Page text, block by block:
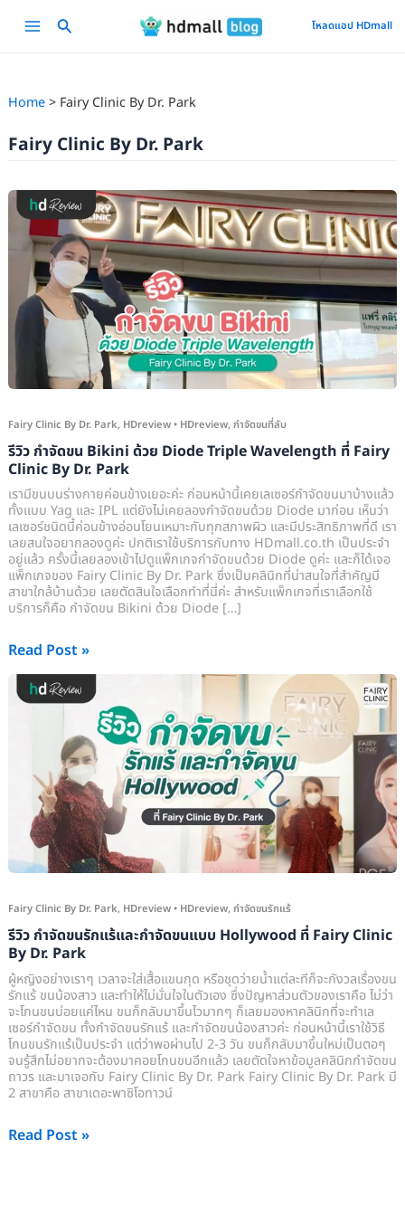
Main
โหลดแอป HDmall
Home Fairy Clinic By Dr. Park
Fairy Clinic By Dr. Park
Fairy Clinic By Dr. Park, HDreview• HDreview, กำจัดขนที่ลับ
รีวิว กำจัดขน Bikini ด้วย Diode Triple Wavelength ที่ Fairy
Clinic By Dr. Park
เรามีขนบนร่างกายค่อนข้างเยอะค่ะ ก่อนหน้านี้เคยเลเซอร์กำจัดขนมาบ้างแล้ว
ทั้งแบบ Yag และ IPL แต่ยังไม่เคยลองกำจัดขนด้วย Diode มาก่อน เห็นว่า
เลเซอร์ชนิดนี้ค่อนข้างอ่อนโยนเหมาะกับทุกสภาพผิว และมีประสิทธิภาพที่ดี เรา
เลยสนใจอยากลองดูค่ะ ปกติเราใช้บริการกับทาง HDmall.co.th เป็นประจำ
อยู่แล้ว ครั้งนี้เลยลองเข้าไปดูแพ็กเกจกำจัดขนด้วย Diode ดูค่ะ และก็ได้เจอ
แพ็กเกจของ Fairy Clinic By Dr. Park ซึ่งเป็นคลินิกที่น่าสนใจที่สำคัญมี
สาขาใกล้บ้านด้วย เลยตัดสินใจเลือกทำที่นี่ค่ะ สำหรับแพ็กเกจที่เราเลือกใช้
บริการก็คือ กำจัดขน Bikini ด้วย Diode […]
รีวิว
กำจัด
Bikini
ด้วย
Diode
Triple
Wavelength
ที่
Clinic
By
Park
Read Post »
Fairy Clinic By Dr. Park, HDreview• HDreview, กำจัดขนรักแร้
รีวิว กำจัดขนรักแร้และกำจัดขนแบบ Hollywood ที่ Fairy Clinic
By Dr. Park
ผู้หญิงอย่างเราๆ เวลาจะใส่เสื้อแขนกุด หรือชุดว่ายน้ำแต่ละทีก็จะกังวลเรื่องขน
รักแร้ ขนน้องสาว และทำให้ไม่มั่นใจในตัวเอง ซึ่งปัญหาส่วนตัวของเราคือ ไม่ว่า
จะโกนขนบ่อยแค่ไหน ขนก็กลับมาขึ้นไวมากๆ ก็เลยมองหาคลินิกที่จะทำเล
เซอร์กำจัดขน ทั้งกำจัดขนรักแร้ และกำจัดขนน้องสาวค่ะ ก่อนหน้านี้เราใช้วิธี
โกนขนรักแร้เป็นประจำ แต่ว่าพอผ่านไป 2-3 วัน ขนก็กลับมาขึ้นใหม่เป็นตอๆ
จนรู้สึกไม่อยากจะต้องมาคอยโกนขนอีกแล้ว เลยตัดใจหาข้อมูลคลินิกกำจัดขน
ถาวร และมาเจอกับ Fairy Clinic By Dr. Park Fairy Clinic By Dr. Park มี
2 สาขาคือ สาขาเดอะพาซิโอทาวน์
กำจัด
กำจัด
แบบ
Hollywood
Fairy
Clinic
By
Dr.
Park
Read Post »